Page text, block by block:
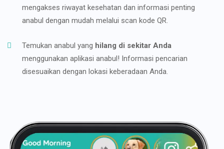
mengakses riwayat kesehatan dan informasi penting
anabul dengan mudah melalui scan kode QR.
Temukan anabul yang hilang di sekitar Anda
menggunakan aplikasi anabul! Informasi pencarian
disesuaikan dengan lokasi keberadaan Anda.